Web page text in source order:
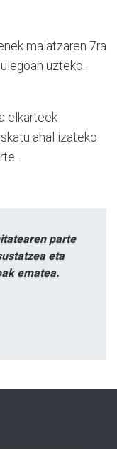
maiatzaren 7ra
uzteko.
elkarteek
ahal izateko
parte
eta
ematea.